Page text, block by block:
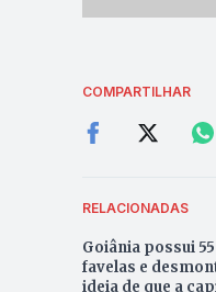
COMPARTILHAR
RELACIONADAS
Goiânia possui 55
favelas e
ideia de que a